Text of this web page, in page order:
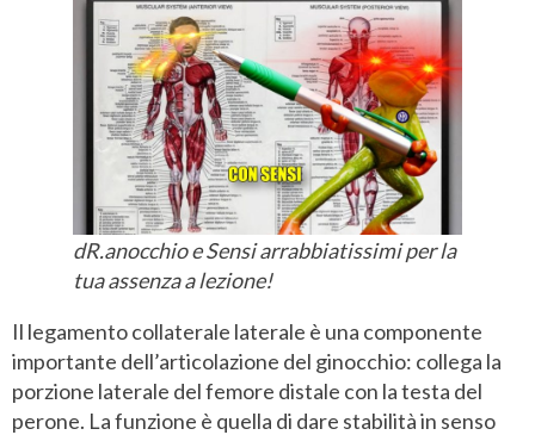
dR.anocchio e Sensi arrabbiatissimi per la
tua assenza a lezione!
Il legamento collaterale laterale è una componente
importante dell’articolazione del ginocchio: collega la
porzione laterale del femore distale con la testa del
perone. La funzione è quella di dare stabilità in senso